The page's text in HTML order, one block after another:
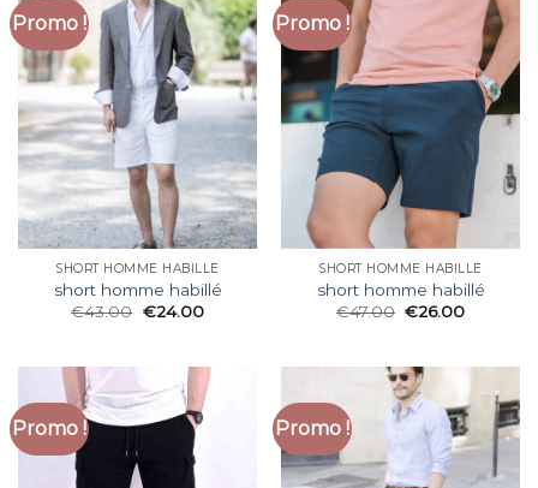
Promo !
SHORT HOMME HABILLÉ
short homme habillé
€43.00 €24.00
Promo !
SHORT HOMME HABILLÉ
short homme habillé
€47.00 €26.00
Promo ! Promo !